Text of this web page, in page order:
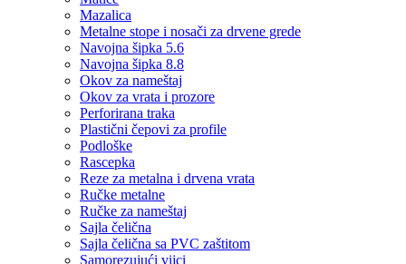
Mazalica
Metalne stope i nosači za drvene grede
Navojna šipka 5.6
Navojna šipka 8.8
Okov za nameštaj
Okov za vrata i prozore
Perforirana traka
Plastični čepovi za profile
Podloške
Rascepka
Reze za metalna i drvena vrata
Ručke metalne
Ručke za nameštaj
Sajla čelična
Sajla čelična sa PVC zaštitom
Samorezujući vijci